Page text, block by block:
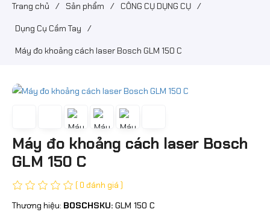
Trang chủ / Sản phẩm / CÔNG CỤ DỤNG CỤ /
Dụng Cụ Cầm Tay /
Máy đo khoảng cách laser Bosch GLM 150 C
Máy đo khoảng cách laser Bosch
GLM 150 C
( 0 đánh giá )
Thương hiệu: BOSCHSKU: GLM 150 C